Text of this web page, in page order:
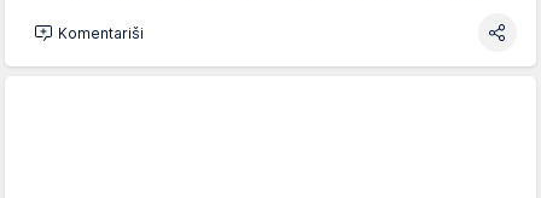
Komentariši